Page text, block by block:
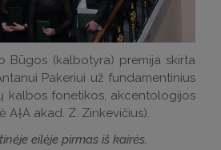
Būgos (kalbotyra) premija skirta
Pakeriui už fundamentinius
kalbos fonetikos, akcentologijos
A†A akad. Z. Zinkevičius).
eilėje pirmas iš kairės.